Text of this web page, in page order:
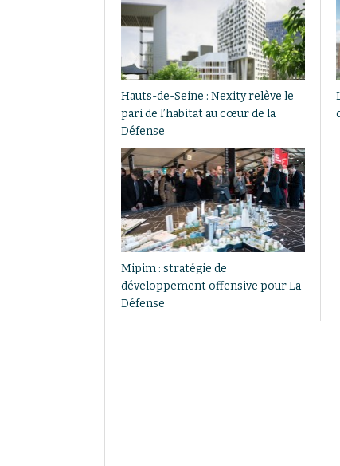
Hauts-de-Seine : Nexity relève le
pari de l’habitat au cœur de la
Défense
Mipim : stratégie de
développement offensive pour La
Défense